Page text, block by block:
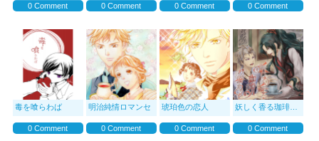
0 Comment 0 Comment 0 Comment 0 Comment
毒を喰らわば
0 Comment
明治純情ロマンセ
0 Comment
琥珀色の恋人
0 Comment
妖しく香る珈琲のお替
0 Comment